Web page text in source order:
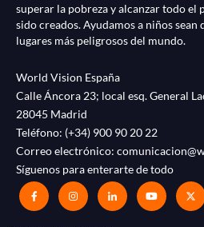
superar la pobreza y alcanzar todo el
sido creados. Ayudamos a niños sean
lugares más peligrosos del mundo.
World Vision España
Calle Áncora 23; local esq. General
28045 Madrid
Teléfono: (+34) 900 90 20 22
Correo electrónico:
Síguenos para enterarte de todo